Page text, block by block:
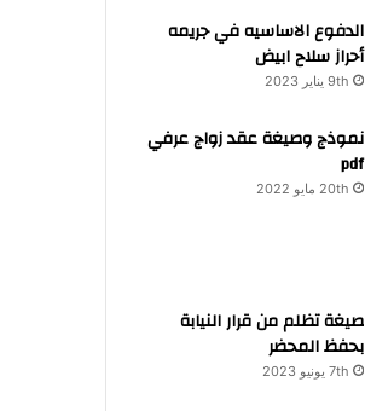
الدفوع الاساسيه في جريمه
أحراز سلاح ابيض
9th يناير 2023
نموذج وصيغة عقد زواج عرفي
pdf
20th مايو 2022
صيغة تظلم من قرار النيابة
بحفظ المحضر
7th يونيو 2023